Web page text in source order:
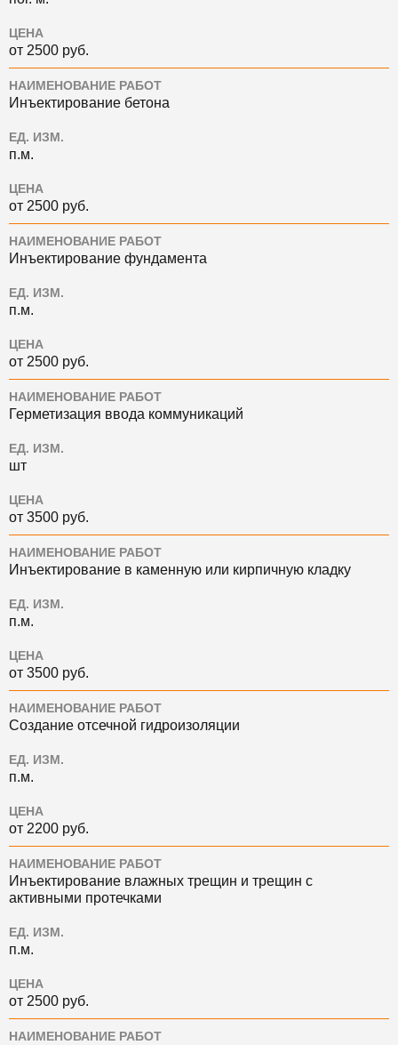
ЦЕНА
от 2500 руб.
НАИМЕНОВАНИЕ РАБОТ
Инъектирование бетона
ЕД. ИЗМ.
п.м.
ЦЕНА
от 2500 руб.
НАИМЕНОВАНИЕ РАБОТ
Инъектирование фундамента
ЕД. ИЗМ.
п.м.
ЦЕНА
от 2500 руб.
НАИМЕНОВАНИЕ РАБОТ
Герметизация ввода коммуникаций
ЕД. ИЗМ.
шт
ЦЕНА
от 3500 руб.
НАИМЕНОВАНИЕ РАБОТ
Инъектирование в каменную или кирпичную кладку
ЕД. ИЗМ.
п.м.
ЦЕНА
от 3500 руб.
НАИМЕНОВАНИЕ РАБОТ
Создание отсечной гидроизоляции
ЕД. ИЗМ.
п.м.
ЦЕНА
от 2200 руб.
НАИМЕНОВАНИЕ РАБОТ
Инъектирование влажных трещин и трещин с
активными протечками
ЕД. ИЗМ.
п.м.
ЦЕНА
от 2500 руб.
НАИМЕНОВАНИЕ РАБОТ